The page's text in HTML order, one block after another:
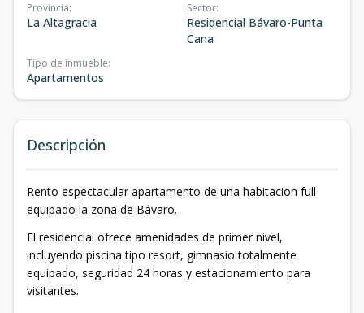
Provincia:
La Altagracia
Sector:
Residencial Bávaro-Punta
Cana
Tipo de inmueble:
Apartamentos
Descripción
Rento espectacular apartamento de una habitacion full
equipado la zona de Bávaro.
El residencial ofrece amenidades de primer nivel,
incluyendo piscina tipo resort, gimnasio totalmente
equipado, seguridad 24 horas y estacionamiento para
visitantes.